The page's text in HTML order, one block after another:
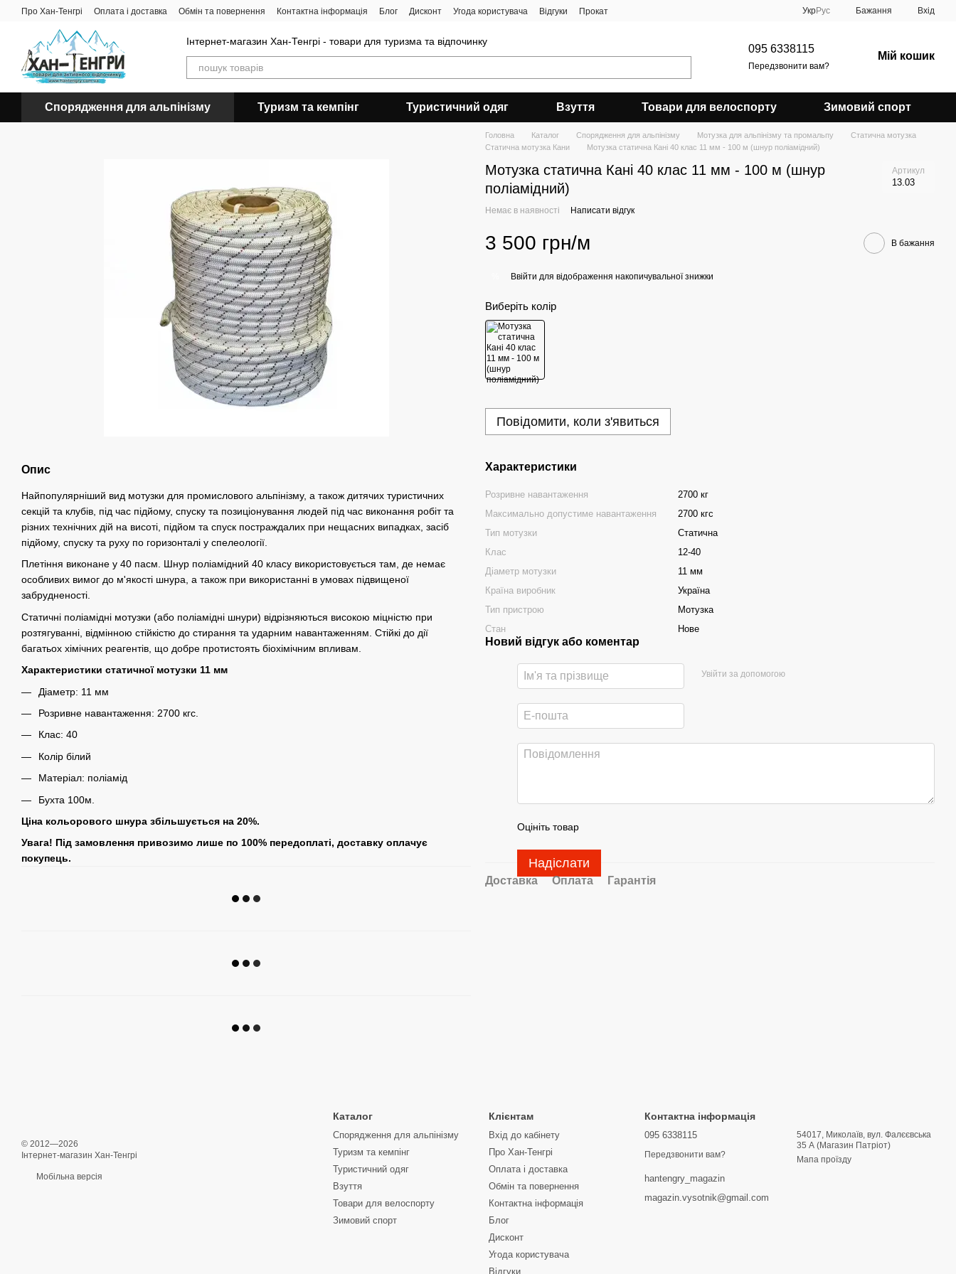
Перейти до основного контенту
Про Хан-Тенгрі Оплата і доставка Обмін та повернення Контактна інформація Блог Дисконт Угода користувача Відгуки Прокат УкрРус Бажання Вхід
Інтернет-магазин Хан-Тенгрі - товари для туризма та відпочинку
095 6338115
Передзвонити вам?
Мій кошик
Спорядження для альпінізму Туризм та кемпінг Туристичний одяг Взуття Товари для велоспорту Зимовий спорт
Опис
Найпопулярніший вид мотузки для промислового альпінізму, а також дитячих туристичних
секцій та клубів, під час підйому, спуску та позиціонування людей під час виконання робіт та
різних технічних дій на висоті, підйом та спуск постраждалих при нещасних випадках, засіб
підйому, спуску та руху по горизонталі у спелеології.
Плетіння виконане у 40 пасм. Шнур поліамідний 40 класу використовується там, де немає
особливих вимог до м'якості шнура, а також при використанні в умовах підвищеної
забрудненості.
Статичні поліамідні мотузки (або поліамідні шнури) відрізняються високою міцністю при
розтягуванні, відмінною стійкістю до стирання та ударним навантаженням. Стійкі до дії
багатьох хімічних реагентів, що добре протистоять біохімічним впливам.
Характеристики статичної мотузки 11 мм
Діаметр: 11 мм
Розривне навантаження: 2700 кгс.
Клас: 40
Колір білий
Матеріал: поліамід
Бухта 100м.
Ціна кольорового шнура збільшується на 20%.
Увага! Під замовлення привозимо лише по 100% передоплаті, доставку оплачує
покупець.
Головна Каталог Спорядження для альпінізму Мотузка для альпінізму та промальпу
Статична мотузка
Статична мотузка Кани
Мотузка статична Кані 40 клас 11 мм - 100 м (шнур поліамідний)
Мотузка статична Кані 40 клас 11 мм - 100 м (шнур
поліамідний)
Артикул
13.03
Немає в наявності Написати відгук
3 500 грн/м В бажання
Ввійти для відображення накопичувальної знижки
Виберіть колір
Повідомити, коли з'явиться
Характеристики
Розривне навантаження
2700 кг
Максимально допустиме навантаження
2700 кгс
Тип мотузки
Статична
Клас
12-40
Діаметр мотузки
11 мм
Країна виробник
Україна
Тип пристрою
Мотузка
Стан
Нове
Новий відгук або коментар
Увійти за допомогою
Оцініть товар
Надіслати
Доставка Оплата Гарантія
© 2012—2026
Інтернет-магазин Хан-Тенгрі
Мобільна версія
Каталог
Спорядження для альпінізму
Туризм та кемпінг
Туристичний одяг
Взуття
Товари для велоспорту
Зимовий спорт
Клієнтам
Вхід до кабінету
Про Хан-Тенгрі
Оплата і доставка
Обмін та повернення
Контактна інформація
Блог
Дисконт
Угода користувача
Відгуки
Контактна інформація
095 6338115
Передзвонити вам?
hantengry_magazin
magazin.vysotnik@gmail.com
54017, Миколаїв, вул. Фалєєвська
35 А (Магазин Патріот)
Мапа проїзду